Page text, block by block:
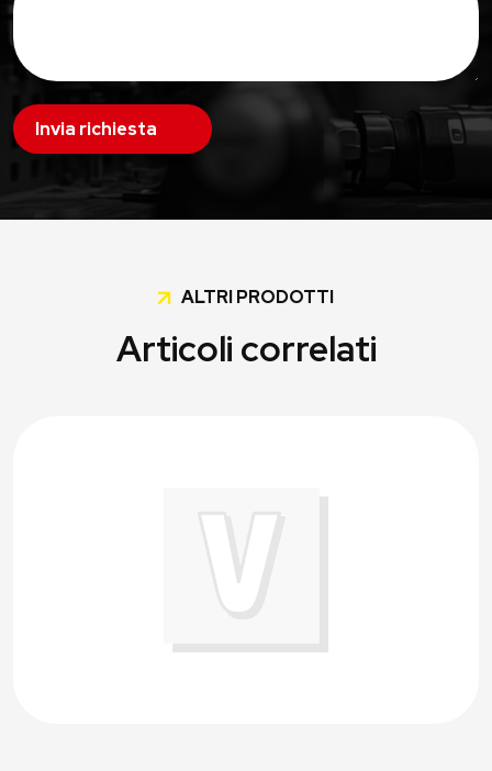
Invia richiesta
ALTRI PRODOTTI
Articoli correlati